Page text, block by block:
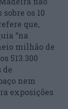
os 10
que,
“na
milhão de
513.300
de
nem
exposições